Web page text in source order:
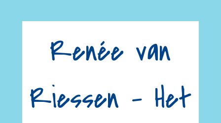
Renée van
Riessen – Het